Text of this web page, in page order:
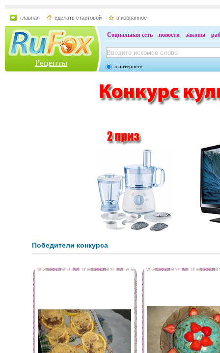
главная сделать стартовой в избранное
Рецепты
Социальная сеть новости законы
в интернете
Победители конкурса